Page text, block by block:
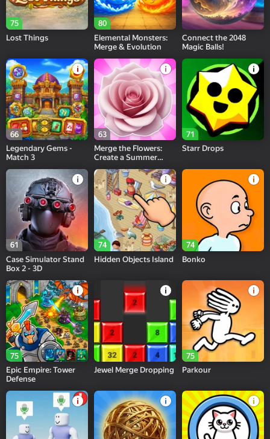
75
Lost Things
80
Elemental Monsters:
Merge & Evolution
Connect the 2048
Magic Balls!
66
Legendary Gems -
Match 3
63
Merge the Flowers:
Create a Summer
71
Starr Drops
61
Case Simulator Stand
Box 2 - 3D
74
Hidden Objects Island
74
Bonko
75
Epic Empire: Tower
Defense
Jewel Merge Dropping
75
Parkour